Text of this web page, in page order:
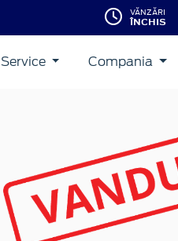
VĂNZĂRI
ÎNCHIS
Service Compania